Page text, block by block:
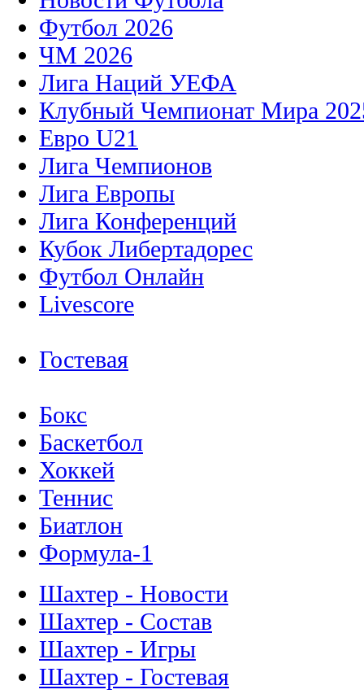
Футбол 2026
ЧМ 2026
Лига Наций УЕФА
Клубный Чемпионат Мира
Евро U21
Лига Чемпионов
Лига Европы
Лига Конференций
Кубок Либертадорес
Футбол Онлайн
Livescore
Гостевая
Бокс
Баскетбол
Хоккей
Теннис
Биатлон
Формула-1
Шахтер - Новости
Шахтер - Состав
Шахтер - Игры
Шахтер - Гостевая